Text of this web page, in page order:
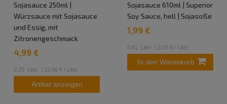
Sojasauce 250ml |
Würzsauce mit Sojasauce
und Essig, mit
Zitronengeschmack
4,99 €
0.25 Liter | 19,96 € / Liter
Artikel anzeigen
Sojasauce 610ml | Superior
Soy Sauce, hell | Sojasoße
1,99 €
0.61 Liter | 3,26 € / Liter
In den Warenkorb